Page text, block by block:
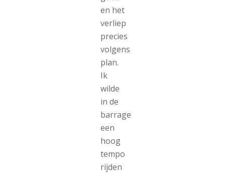
en het
verliep
precies
volgens
plan.
Ik
wilde
in de
barrage
een
hoog
tempo
rijden